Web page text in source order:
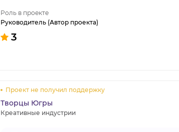
Роль в проекте
Руководитель (Автор проекта)
3
Проект не получил поддержку
Творцы Югры
Креативные индустрии